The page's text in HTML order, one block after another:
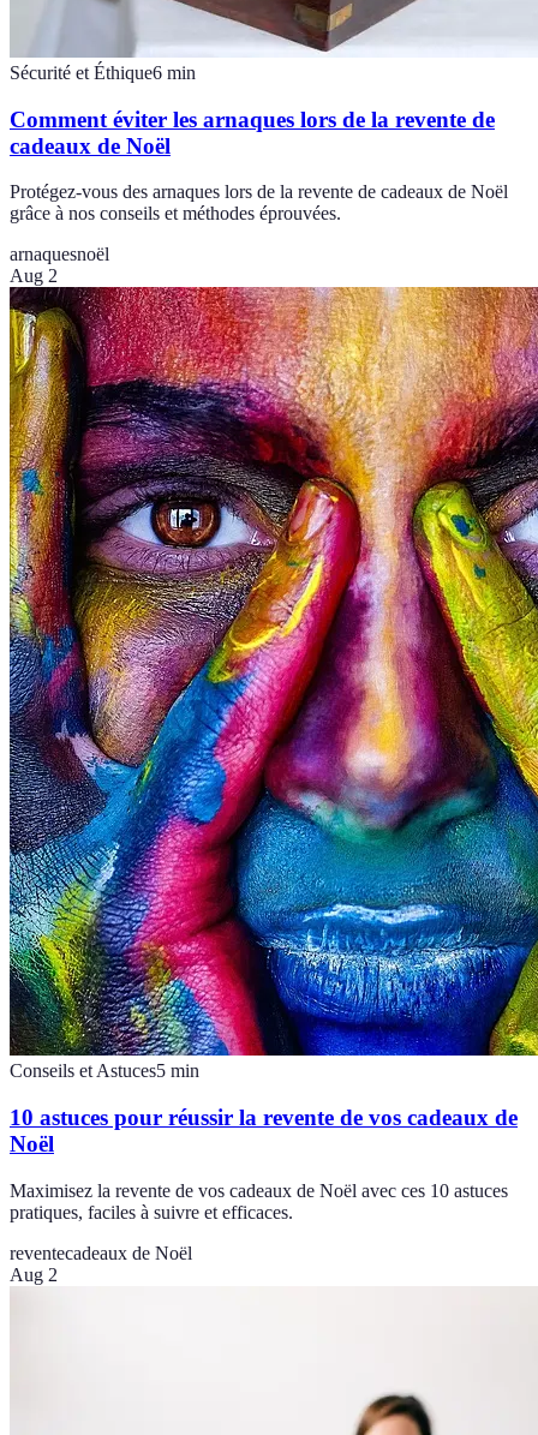
Sécurité et Éthique6 min
Comment éviter les arnaques lors de la revente de
cadeaux de Noël
Protégez-vous des arnaques lors de la revente de cadeaux de Noël
grâce à nos conseils et méthodes éprouvées.
arnaquesnoël
Aug 2
Conseils et Astuces5 min
10 astuces pour réussir la revente de vos cadeaux de
Noël
Maximisez la revente de vos cadeaux de Noël avec ces 10 astuces
pratiques, faciles à suivre et efficaces.
reventecadeaux de Noël
Aug 2